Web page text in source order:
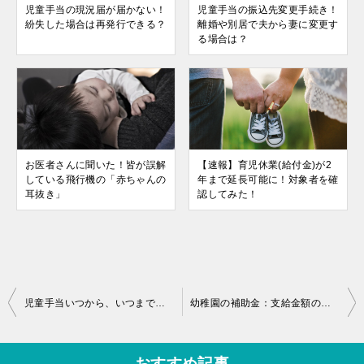
児童手当の現況届が届かない！
紛失した場合は再発行できる？
児童手当の振込先変更手続き！
離婚や別居で夫から妻に変更す
る場合は？
お医者さんに聞いた！皆が誤解
している飛行機の「赤ちゃんの
耳抜き」
【速報】育児休業(給付金)が2
年まで延長可能に！対象者を確
認してみた！
投
児童手当いつから、いつまで？共働き、所得制限、金額についてQ&A 幼稚園の補助金：支給金額の確認方法を解説、補助金はいくら？